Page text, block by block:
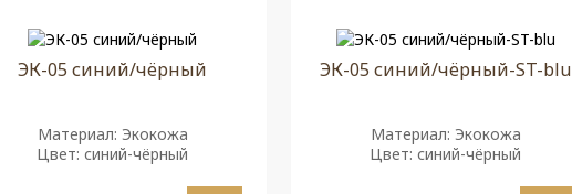
ЭК-05 синий/чёрный
Материал: Экокожа
Цвет: синий-чёрный
ЭК-05 синий/чёрный-ST-blu
Материал: Экокожа
Цвет: синий-чёрный